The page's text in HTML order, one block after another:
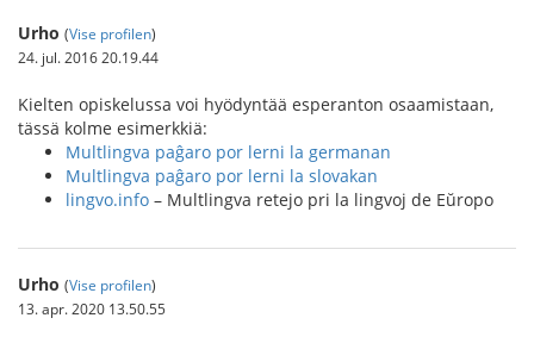
Urho (Vise profilen)
24. jul. 2016 20.19.44
Kielten opiskelussa voi hyödyntää esperanton osaamistaan,
tässä kolme esimerkkiä:
Multlingva paĝaro por lerni la germanan
Multlingva paĝaro por lerni la slovakan
lingvo.info – Multlingva retejo pri la lingvoj de Eŭropo
Urho (Vise profilen)
13. apr. 2020 13.50.55